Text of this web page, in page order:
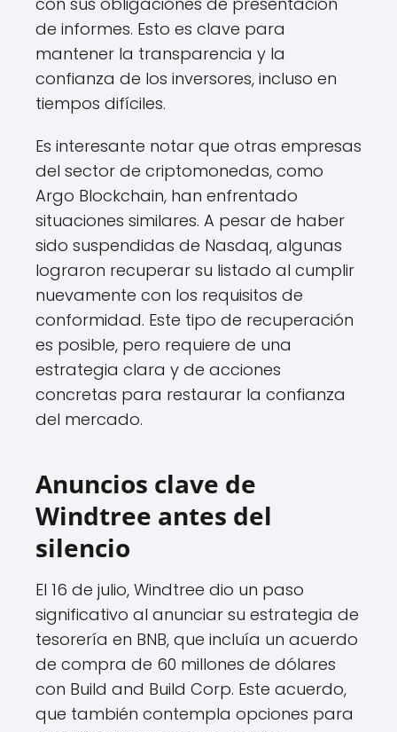
de informes. Esto es clave para
mantener la transparencia y la
confianza de los inversores, incluso en
tiempos difíciles.
Es interesante notar que otras empresas
del sector de criptomonedas, como
Argo Blockchain, han enfrentado
situaciones similares. A pesar de haber
sido suspendidas de Nasdaq, algunas
lograron recuperar su listado al cumplir
nuevamente con los requisitos de
conformidad. Este tipo de recuperación
es posible, pero requiere de una
estrategia clara y de acciones
concretas para restaurar la confianza
del mercado.
Anuncios clave de
Windtree antes del
silencio
El 16 de julio, Windtree dio un paso
significativo al anunciar su estrategia de
tesorería en BNB, que incluía un acuerdo
de compra de 60 millones de dólares
con Build and Build Corp. Este acuerdo,
que también contempla opciones para